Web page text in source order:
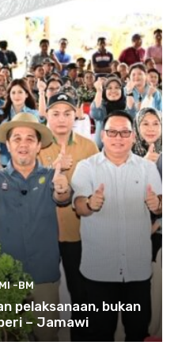
-BM
pelaksanaan, bukan
– Jamawi